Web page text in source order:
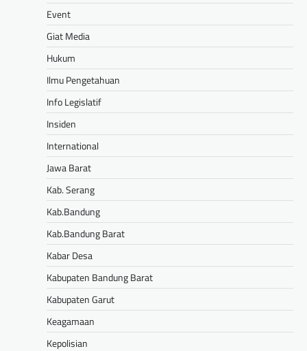
Event
Giat Media
Hukum
Ilmu Pengetahuan
Info Legislatif
Insiden
International
Jawa Barat
Kab. Serang
Kab.Bandung
Kab.Bandung Barat
Kabar Desa
Kabupaten Bandung Barat
Kabupaten Garut
Keagamaan
Kepolisian